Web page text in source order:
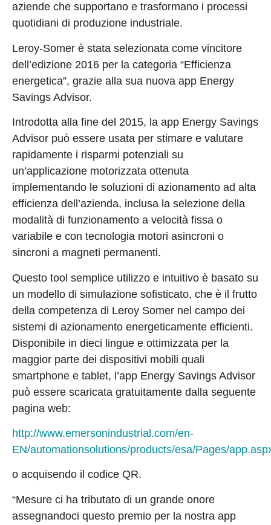
aziende che supportano e trasformano i processi
quotidiani di produzione industriale.
Leroy-Somer è stata selezionata come vincitore
dell’edizione 2016 per la categoria “Efficienza
energetica”, grazie alla sua nuova app Energy
Savings Advisor.
Introdotta alla fine del 2015, la app Energy Savings
Advisor può essere usata per stimare e valutare
rapidamente i risparmi potenziali su
un’applicazione motorizzata ottenuta
implementando le soluzioni di azionamento ad alta
efficienza dell’azienda, inclusa la selezione della
modalità di funzionamento a velocità fissa o
variabile e con tecnologia motori asincroni o
sincroni a magneti permanenti.
Questo tool semplice utilizzo e intuitivo è basato su
un modello di simulazione sofisticato, che è il frutto
della competenza di Leroy Somer nel campo dei
sistemi di azionamento energeticamente efficienti.
Disponibile in dieci lingue e ottimizzata per la
maggior parte dei dispositivi mobili quali
smartphone e tablet, l’app Energy Savings Advisor
può essere scaricata gratuitamente dalla seguente
pagina web:
http://www.emersonindustrial.com/en-
EN/automationsolutions/products/esa/Pages/
o acquisendo il codice QR.
“Mesure ci ha tributato di un grande onore
assegnandoci questo premio per la nostra app